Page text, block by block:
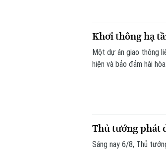
Khơi thông hạ
Một dự án giao thông
hiện và bảo đảm hài
Thủ tướng phát
Sáng nay 6/8, Thủ